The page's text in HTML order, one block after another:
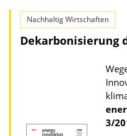
l
a
t
i
o
w
n
l
a
d
s
z
Nachhaltig Wirtschaften
Dekarbonisierung
3/